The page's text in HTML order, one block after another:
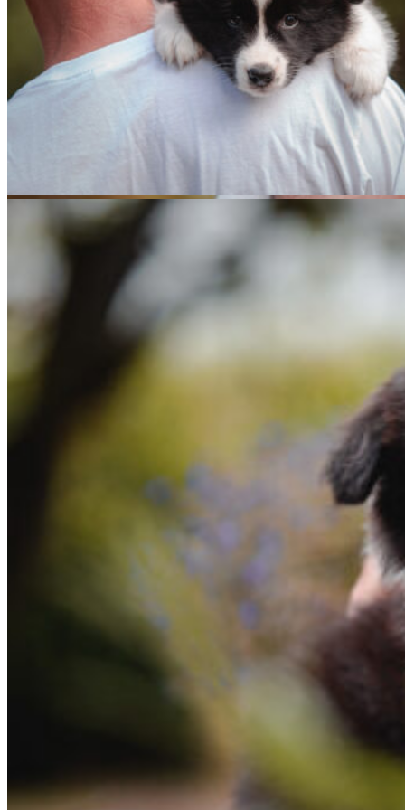
13|09|2022 – Yuna, Broad­me­a­dows Itchy­coo Park
13|09|2022 – Scot­ty, Broad­me­a­dows I’ll Be Your Mirror
13|09|2022 – Sonic, Broad­me­a­dows Inter­stel­lar